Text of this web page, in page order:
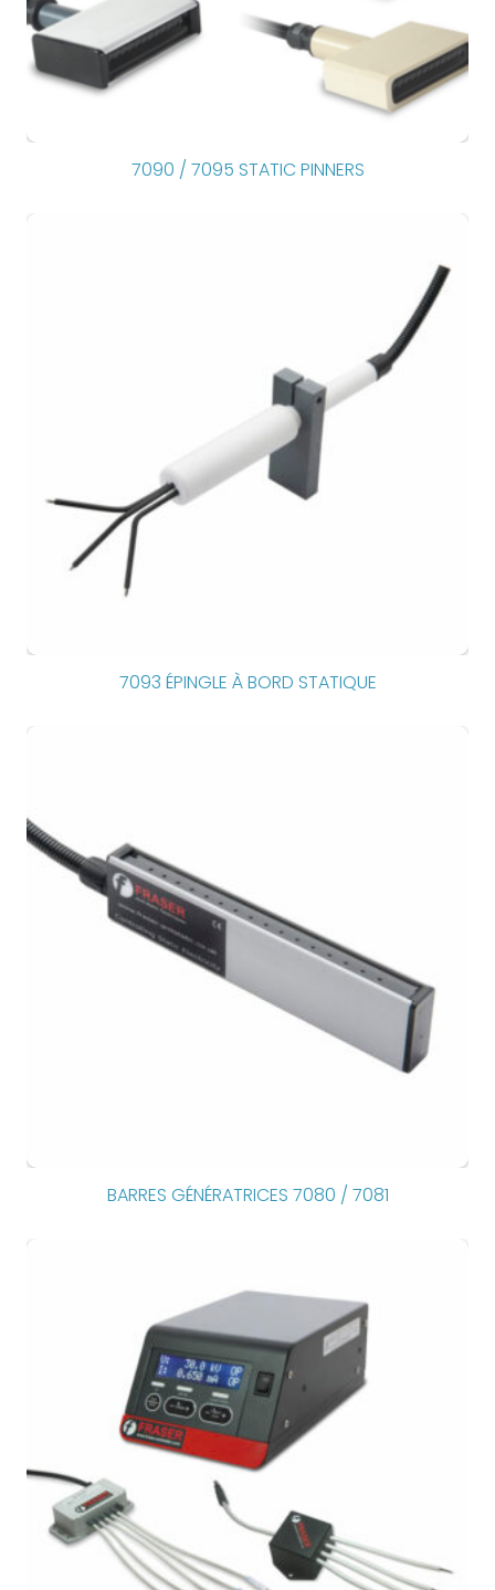
7090 / 7095 STATIC PINNERS
7093 ÉPINGLE À BORD STATIQUE
BARRES GÉNÉRATRICES 7080 / 7081